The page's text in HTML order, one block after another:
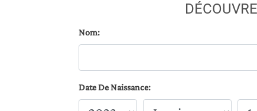
Nom:
Date De Naissance: